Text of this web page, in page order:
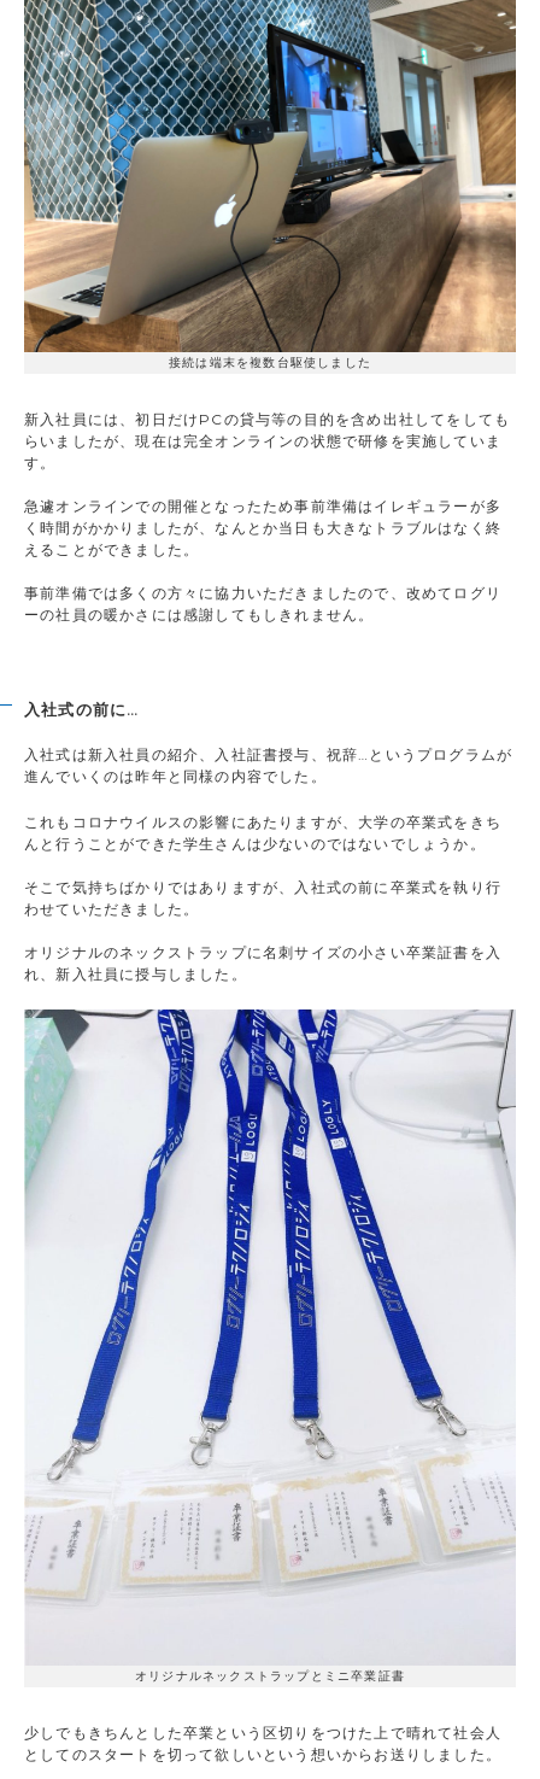
接続は端末を複数台駆使しました
新入社員には、初日だけPCの貸与等の目的を含め出社してをしても
らいましたが、現在は完全オンラインの状態で研修を実施していま
す。
急遽オンラインでの開催となったため事前準備はイレギュラーが多
く時間がかかりましたが、なんとか当日も大きなトラブルはなく終
えることができました。
事前準備では多くの方々に協力いただきましたので、改めてログリ
ーの社員の暖かさには感謝してもしきれません。
入社式の前に…
入社式は新入社員の紹介、入社証書授与、祝辞…というプログラムが
進んでいくのは昨年と同様の内容でした。
これもコロナウイルスの影響にあたりますが、大学の卒業式をきち
んと行うことができた学生さんは少ないのではないでしょうか。
そこで気持ちばかりではありますが、入社式の前に卒業式を執り行
わせていただきました。
オリジナルのネックストラップに名刺サイズの小さい卒業証書を入
れ、新入社員に授与しました。
オリジナルネックストラップとミニ卒業証書
少しでもきちんとした卒業という区切りをつけた上で晴れて社会人
としてのスタートを切って欲しいという想いからお送りしました。